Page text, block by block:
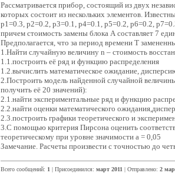
Рассматривается прибор, состоящий из двух
которых состоит из нескольких элементов.
p1=0.3, p2=0.2, p3=0.1, p4=0.1, p5=0.2, p6=0.2,
причем стоимость замены блока А составляет 7
Предполагается, что за период времени Т
1.Найти случайную величину n – стоимость
1.1.построить её ряд и функцию распределения
1.2.вычислить математическое ожидание,
2.Построить модель найденной случайной
получить её 20 значений):
2.1.найти экспериментальные ряд и функцию
2.2.найти оценки математического
2.3.построить графики теоретического и
3.С помощью критерия Пирсона оценить
теоретическому при уровне значимости a = 0,05
Замечание. Расчеты произвести с точностью до
Всего сообщений: 1 | Присоединился: март 2011 | Отправлено: 2